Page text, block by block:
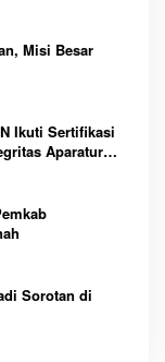
Misi Besar
Ikuti Sertifikasi
Aparatur
Sorotan di